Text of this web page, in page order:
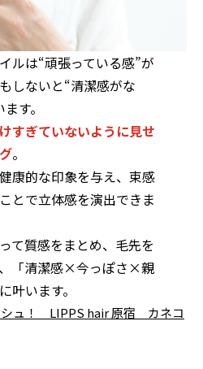
ルは“頑張っている感”が
しないと“清潔感がな
す。
すぎていないように見せ
。
康的な印象を与え、束感
とで立体感を演出できま
て質感をまとめ、毛先を
「清潔感×今っぽさ×親
叶います。
シュ！ LIPPS hair 原宿 カネコ